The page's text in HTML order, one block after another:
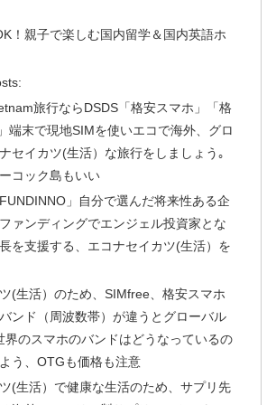
！親子で楽しむ国内留学＆国内英語ホ
旅行ならDSDS「格安スマホ」「格
端末で現地SIMを使いエコで海外、グロ
セイカツ(生活）な旅行をしましょう｡
コック島もいい
」自分で選んだ将来性ある企
ァンディングでエンジェル投資家とな
を支援する、エコナセイカツ(生活）を
(生活）のため、SIMfree、格安スマホ
ンド（周波数帯）が違うとグローバル
界のスマホのバンドはどうなっているの
う、OTGも価格も注意
(生活）で健康な生活のため、サプリ先